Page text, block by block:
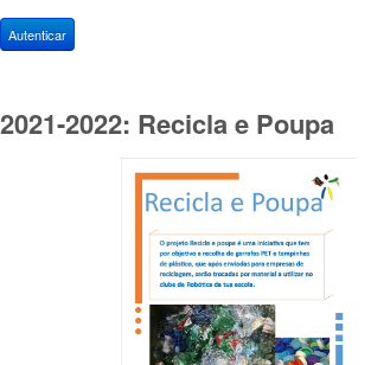
Autenticar
2021-2022: Recicla e Poupa